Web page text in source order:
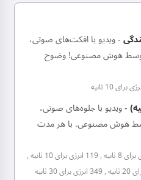
-ویدیو با افکت‌های صوتی،
توسط هوش مصنوعی! وضوح
-ویدیو با جلوه‌های صوتی،
هوش مصنوعی. با هر مدت
قیمت: 69 انرژی برای 5 ثانیه , 89 انرژی برای 8 ثانیه , 119 انرژی برای 10 ثانیه ,